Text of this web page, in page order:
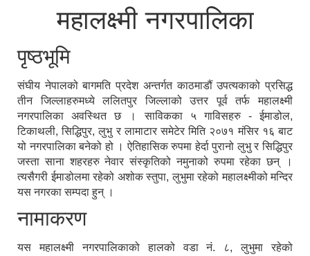
महालक्ष्मी नगरपालिका
पृष्ठभूमि
संघीय नेपालको बागमति प्रदेश अन्तर्गत काठमाडौं उपत्यकाको प्रसिद्ध
तीन जिल्लाहरुमध्ये ललितपुर जिल्लाको उत्तर पूर्व तर्फ महालक्ष्मी
नगरपालिका अवस्थित छ । साविकका ५ गाविसहरु - ईमाडोल,
टिकाथली, सिद्धिपुर, लुभु र लामाटार समेटेर मिति २०७१ मंसिर १६ बाट
यो नगरपालिका बनेको हो । ऐतिहासिक रुपमा हेर्दा पुरानो लुभु र सिद्धिपुर
जस्ता साना शहरहरु नेवार संस्कृतिको नमुनाको रुपमा रहेका छन् ।
त्यसैगरी ईमाडोलमा रहेको अशोक स्तुपा, लुभुमा रहेको महालक्ष्मीको मन्दिर
यस नगरका सम्पदा हुन् ।
नामाकरण
यस महालक्ष्मी नगरपालिकाको हालको वडा नं. ८, लुभुमा रहेको